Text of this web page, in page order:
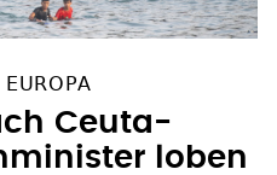
Ceuta-
loben